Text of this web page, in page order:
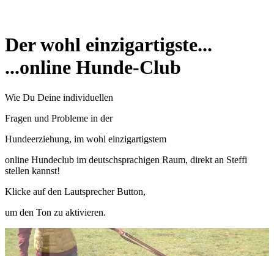
Der wohl einzigartigste...
...online Hunde-Club
Wie Du Deine individuellen
Fragen und Probleme in der
Hundeerziehung, im wohl einzigartigstem
online Hundeclub im deutschsprachigen Raum, direkt an Steffi
stellen kannst!
Klicke auf den Lautsprecher Button,
um den Ton zu aktivieren.